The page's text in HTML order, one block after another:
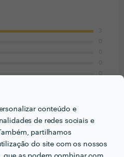
conteúdo e
de redes sociais e
partilhamos
do site com os nossos
Software
demonstrou ser um